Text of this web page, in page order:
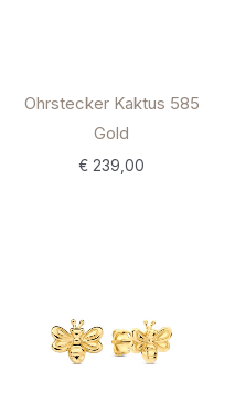
Ohrstecker Kaktus 585
Gold
€ 239,00